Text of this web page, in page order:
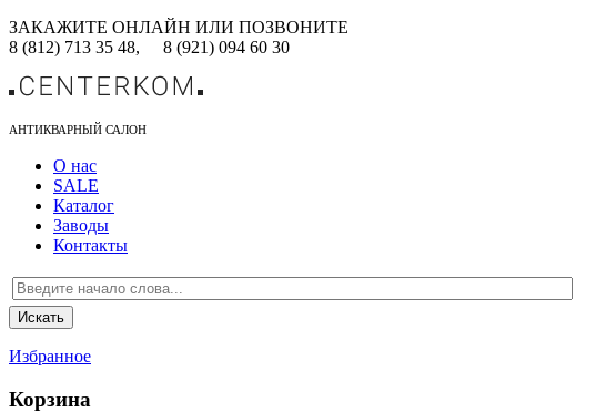
ЗАКАЖИТЕ ОНЛАЙН ИЛИ ПОЗВОНИТЕ
8 (812) 713 35 48,
8 (921) 094 60 30
АНТИКВАРНЫЙ САЛОН
О нас
SALE
Каталог
Заводы
Контакты
Избранное
Корзина